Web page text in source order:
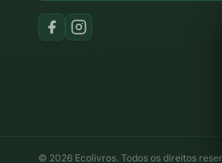
© 2026 Ecolivros. Todos os direitos